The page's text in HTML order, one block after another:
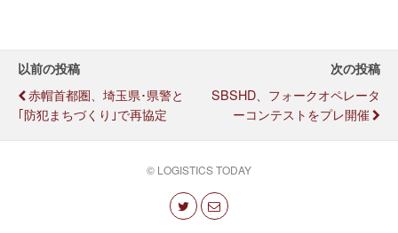
以前の投稿
赤帽首都圏、埼玉県･県警と
｢防犯まちづくり｣で再協定
次の投稿
SBSHD、フォークオペレータ
ーコンテストをプレ開催
© LOGISTICS TODAY